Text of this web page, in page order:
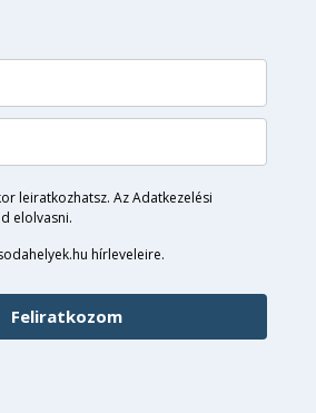
leiratkozhatsz. Az Adatkezelési
elolvasni.
hírleveleire.
Feliratkozom